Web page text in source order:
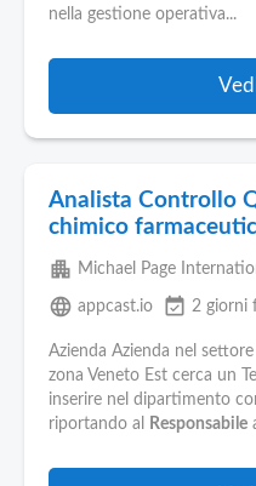
Area
Aziende
nella gestione operativa...
Analista Controllo
chimico
apartment Michael Page
language appcast.io event_available 2 giorni
Azienda Azienda nel
zona Veneto Est cerca un
inserire nel dipartimento
riportando al
Responsabile